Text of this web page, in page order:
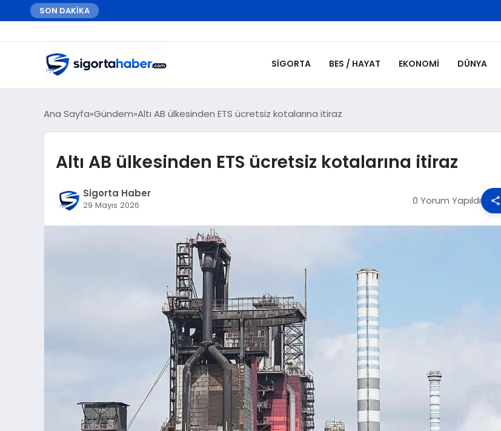
SON DAKİKA
SIGORTA BES / HAYAT EKONOMI DÜNYA
Ana Sayfa Gündem Altı AB ülkesinden ETS ücretsiz kotalarına itiraz
Altı AB ülkesinden ETS ücretsiz kotalarına itiraz
Sigorta Haber
29 Mayıs 2026 0 Yorum Yapıldı